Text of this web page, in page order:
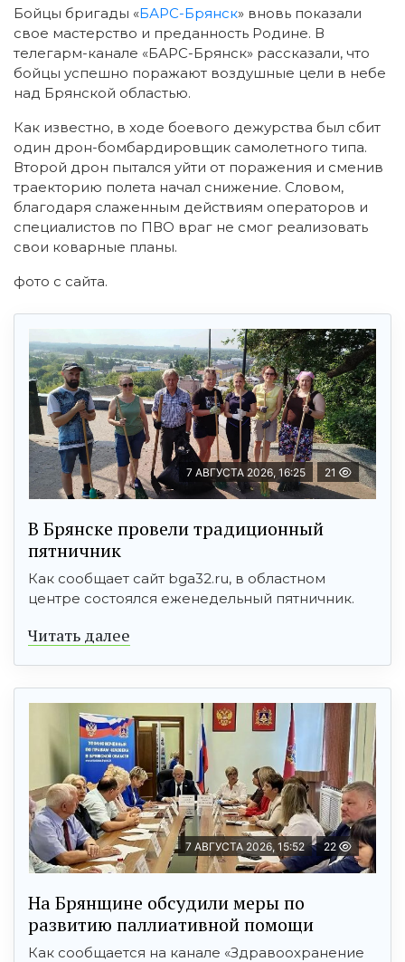
Бойцы бригады «БАРС-Брянск» вновь показали
свое мастерство и преданность Родине. В
телегарм-канале «БАРС-Брянск» рассказали, что
бойцы успешно поражают воздушные цели в небе
над Брянской областью.
Как известно, в ходе боевого дежурства был сбит
один дрон-бомбардировщик самолетного типа.
Второй дрон пытался уйти от поражения и сменив
траекторию полета начал снижение. Словом,
благодаря слаженным действиям операторов и
специалистов по ПВО враг не смог реализовать
свои коварные планы.
фото с сайта.
7 АВГУСТА 2026, 16:25 21
В Брянске провели традиционный
пятничник
Как сообщает сайт bga32.ru, в областном
центре состоялся еженедельный пятничник.
Читать далее
7 АВГУСТА 2026, 15:52 22
На Брянщине обсудили меры по
развитию паллиативной помощи
Как сообщается на канале «Здравоохранение